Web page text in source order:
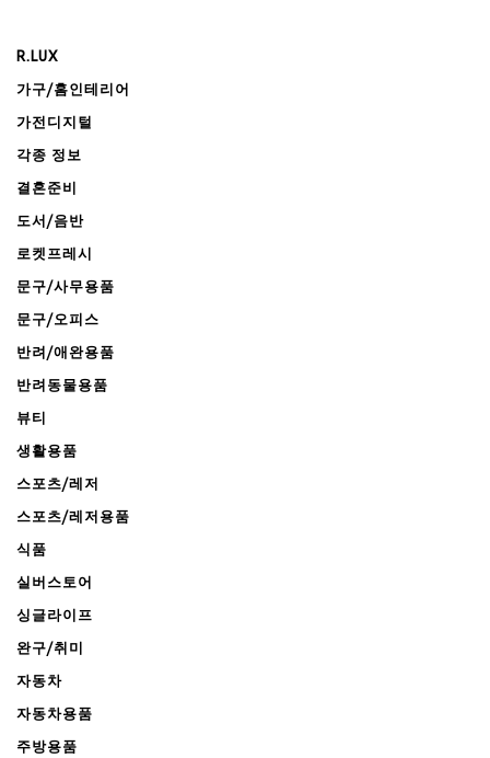
R.LUX
가구/홈인테리어
가전디지털
각종 정보
결혼준비
도서/음반
로켓프레시
문구/사무용품
문구/오피스
반려/애완용품
반려동물용품
뷰티
생활용품
스포츠/레저
스포츠/레저용품
식품
실버스토어
싱글라이프
완구/취미
자동차
자동차용품
주방용품